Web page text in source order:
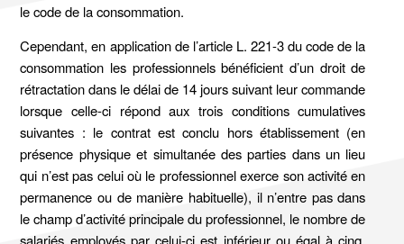
le code de la consommation.
Cependant, en application de l’article L. 221-3 du code de la
consommation les professionnels bénéficient d’un droit de
rétractation dans le délai de 14 jours suivant leur commande
lorsque celle-ci répond aux trois conditions cumulatives
suivantes : le contrat est conclu hors établissement (en
présence physique et simultanée des parties dans un lieu
qui n’est pas celui où le professionnel exerce son activité en
permanence ou de manière habituelle), il n’entre pas dans
le champ d’activité principale du professionnel, le nombre de